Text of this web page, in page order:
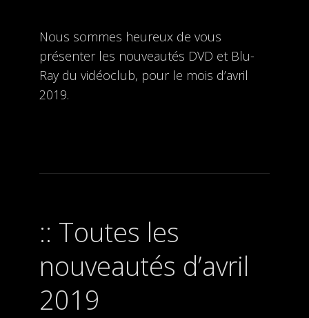
Nous sommes heureux de vous
présenter les nouveautés DVD et Blu-
Ray du vidéoclub, pour le mois d’avril
2019.
Toutes les
nouveautés d’avril
2019